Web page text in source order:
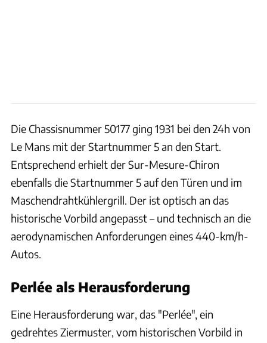
Die Chassisnummer 50177 ging 1931 bei den 24h von
Le Mans mit der Startnummer 5 an den Start.
Entsprechend erhielt der Sur-Mesure-Chiron
ebenfalls die Startnummer 5 auf den Türen und im
Maschendrahtkühlergrill. Der ist optisch an das
historische Vorbild angepasst – und technisch an die
aerodynamischen Anforderungen eines 440-km/h-
Autos.
Perlée als Herausforderung
Eine Herausforderung war, das "Perlée", ein
gedrehtes Ziermuster, vom historischen Vorbild in